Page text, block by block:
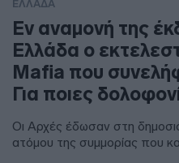
ΕΛΛΑΔΑ
Εν αναμονή της
Ελλάδα ο
Mafia που
Για ποιες
Οι Αρχές έδωσαν στη
ατόμου της συμμορίας που